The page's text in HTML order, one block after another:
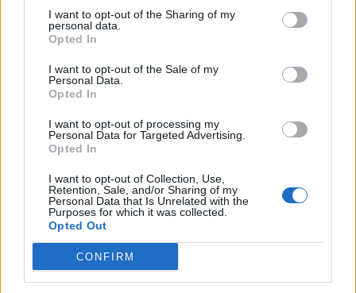
I want to opt-out of the Sharing of my
personal data.
Opted In
I want to opt-out of the Sale of my
Personal Data.
Opted In
I want to opt-out of processing my
Personal Data for Targeted Advertising.
Opted In
I want to opt-out of Collection, Use,
Retention, Sale, and/or Sharing of my
Personal Data that Is Unrelated with the
Purposes for which it was collected.
Opted Out
CONFIRM
hétfőtől ismét visszatér a kánikula